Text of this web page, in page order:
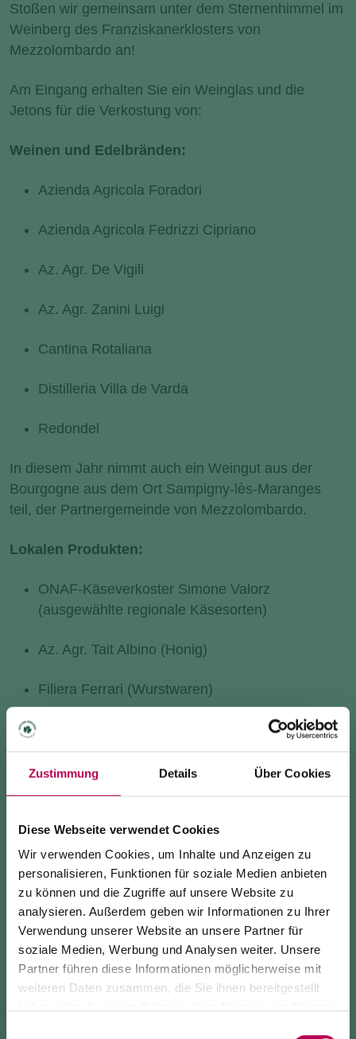
Zustimmung Details Über Cookies
Diese Webseite verwendet Cookies
Wir verwenden Cookies, um Inhalte und Anzeigen zu
personalisieren, Funktionen für soziale Medien anbieten
zu können und die Zugriffe auf unsere Website zu
analysieren. Außerdem geben wir Informationen zu Ihrer
Verwendung unserer Website an unsere Partner für
soziale Medien, Werbung und Analysen weiter. Unsere
Partner führen diese Informationen möglicherweise mit
weiteren Daten zusammen, die Sie ihnen bereitgestellt
24. Juli 2026
Stoßen wir gemeinsam unter dem Sternenhimmel im
Weinberg des Franziskanerklosters von
Mezzolombardo an!
Am Eingang erhalten Sie ein Weinglas und die
Jetons für die Verkostung von:
Weinen und Edelbränden:
Azienda Agricola Foradori
Azienda Agricola Fedrizzi Cipriano
Az. Agr. De Vigili
Az. Agr. Zanini Luigi
Cantina Rotaliana
Distilleria Villa de Varda
Redondel
In diesem Jahr nimmt auch ein Weingut aus der
Bourgogne aus dem Ort Sampigny-lès-Maranges
teil, der Partnergemeinde von Mezzolombardo.
Lokalen Produkten:
ONAF-Käseverkoster Simone Valorz
(ausgewählte regionale Käsesorten)
Az. Agr. Tait Albino (Honig)
Filiera Ferrari (Wurstwaren)
Genießen Sie im Laufe des Abends die Gespräche
Nutzen Sie zudem die Gelegenheit, den nächtlichen
Himmel durch das Teleskop der Experten der
Fondazione Museo Civico di Rovereto zu
beobachten.
Machen Sie zum Abschluss eine kleine Zeitreise:
Bewundern Sie in der Ausstellung im Inneren des
Klosters historische Fotos und Weinbaugeräte aus
dem frühen 20. Jahrhundert (in Zusammenarbeit mit
dem Museo Etnografico Trentino San Michele).